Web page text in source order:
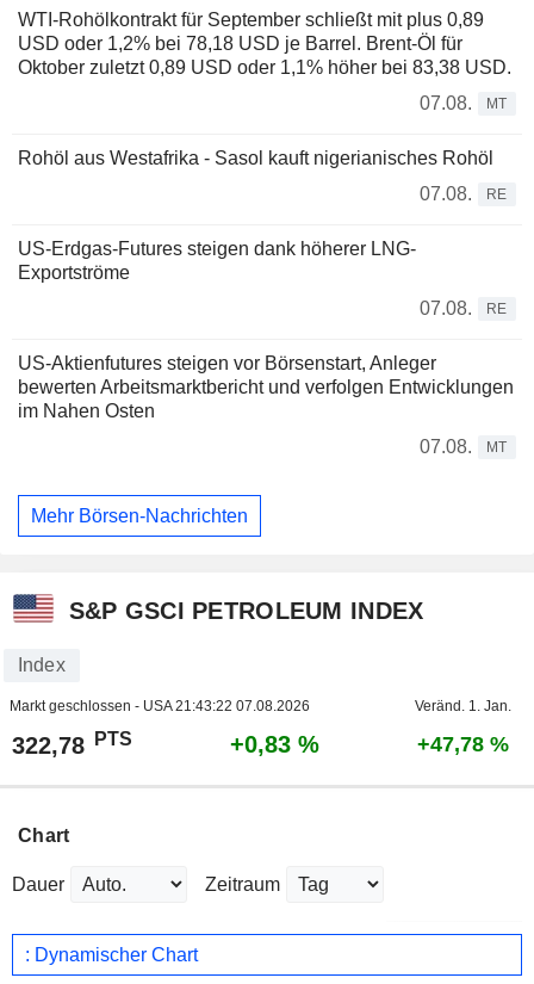
WTI-Rohölkontrakt für September schließt mit plus 0,89
USD oder 1,2% bei 78,18 USD je Barrel. Brent-Öl für
Oktober zuletzt 0,89 USD oder 1,1% höher bei 83,38 USD.
07.08.
MT
Rohöl aus Westafrika - Sasol kauft nigerianisches Rohöl
07.08.
RE
US-Erdgas-Futures steigen dank höherer LNG-
Exportströme
07.08.
RE
US-Aktienfutures steigen vor Börsenstart, Anleger
bewerten Arbeitsmarktbericht und verfolgen Entwicklungen
im Nahen Osten
07.08.
MT
Mehr Börsen-Nachrichten
S&P GSCI PETROLEUM INDEX
Index
Markt geschlossen - USA21:43:22 07.08.2026 Veränd. 1. Jan.
322,78 PTS +0,83 % +47,78 %
Chart
Dauer Zeitraum
: Dynamischer Chart